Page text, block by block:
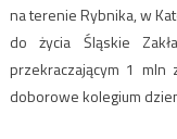
na terenie Rybnika, w
do życia Śląskie
przekraczającym 1 mln
doborowe kolegium